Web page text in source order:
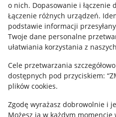
o nich. Dopasowanie i łączenie
Łączenie różnych urządzeń.
podstawie informacji
Twoje dane personalne
ułatwiania korzystania z
Cele przetwarzania
dostępnych pod przyciskiem:
plików cookies.
Zgodę wyrażasz dobrowolnie i
Możesz ją w każdym
Regulamin
Polityka plików "cookies"
Ustawienia plików "cookies"
Udostępnianie lokalizacji
Informacje dla Aktu o Usługach
Pobierz aplikację